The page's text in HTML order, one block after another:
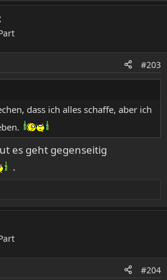
#203
dass ich alles schaffe, aber ich
es geht gegenseitig
.
#204